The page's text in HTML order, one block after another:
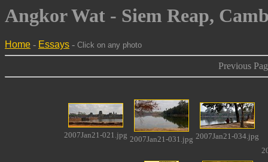
Angkor Wat - Siem Reap,
Home - Essays - Click on any photo
Previous
2007Jan21-021.jpg 2007Jan21-031.jpg 2007Jan21-034.jpg